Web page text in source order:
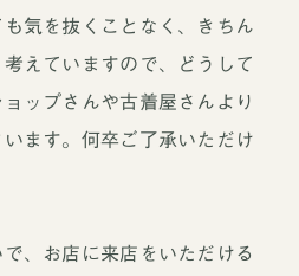
気を抜くことなく、きちん
えていますので、どうして
ップさんや古着屋さんより
ます。何卒ご了承いただけ
、お店に来店をいただける